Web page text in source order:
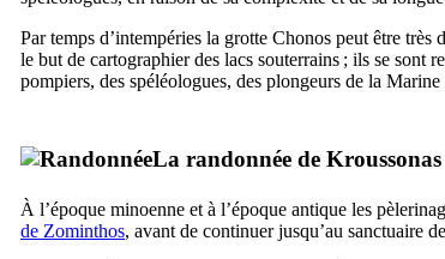
Par temps d’intempéries la grotte Chonos peut être
le but de cartographier des lacs souterrains ; ils se sont
pompiers, des spéléologues, des plongeurs de la
La randonnée de
À l’époque minoenne et à l’époque antique les
de Zominthos, avant de continuer jusqu’au sanctuaire